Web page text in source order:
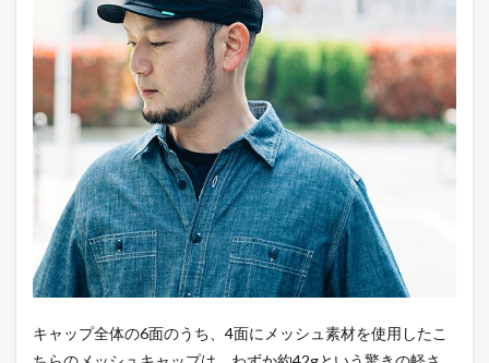
キャップ全体の6面のうち、4面にメッシュ素材を使用したこ